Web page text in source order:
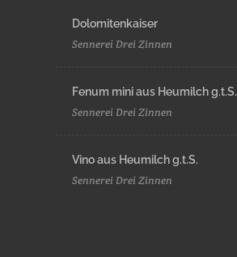
Dolomitenkaiser
Sennerei Drei Zinnen
Fenum mini aus Heumilch g.t.S.
Sennerei Drei Zinnen
Vino aus Heumilch g.t.S.
Sennerei Drei Zinnen